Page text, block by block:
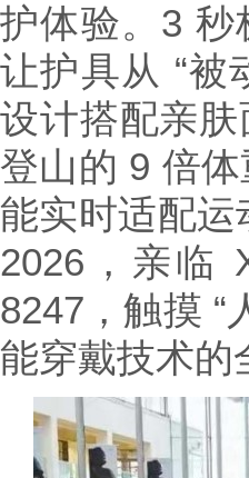
护体验。3 秒
让护具从 “被
设计搭配亲
登山的 9 倍
能实时适配
2026，亲临
8247，触摸 “
能穿戴技术的